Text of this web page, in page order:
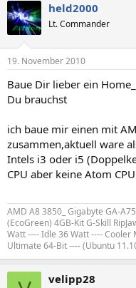
held2000
Lt. Commander
19. November 2010
Baue Dir lieber ein
Du brauchst
ich baue mir einen mit
zusammen,aktuell ware
Intels i3 oder i5
CPU aber keine Atom
AMD A8 3850_ Gigabyte GA-
(EcoGreen) 4GB-Kit G-Skill
Watt ---- Idle 36 Watt ---- Cooler
Ultimate 64-Bit ---- (Ubuntu
velipp28